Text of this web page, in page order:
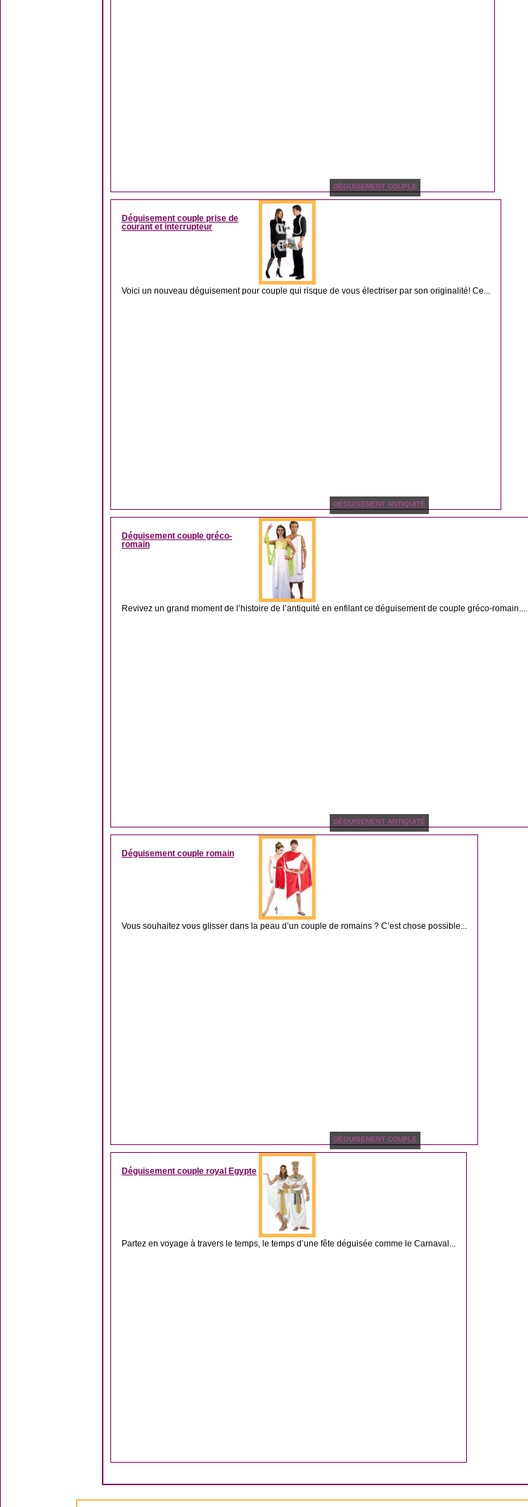
DÉGUISEMENT COUPLE
Déguisement couple prise de
courant et interrupteur
Voici un nouveau déguisement pour couple qui risque de vous électriser par son originalité! Ce...
DÉGUISEMENT ANTIQUITÉ
Déguisement couple gréco-
romain
Revivez un grand moment de l’histoire de l’antiquité en enfilant ce déguisement de couple gréco-romain....
DÉGUISEMENT ANTIQUITÉ
Déguisement couple romain
Vous souhaitez vous glisser dans la peau d’un couple de romains ? C’est chose possible...
DÉGUISEMENT COUPLE
Déguisement couple royal Egypte
Partez en voyage à travers le temps, le temps d’une fête déguisée comme le Carnaval...